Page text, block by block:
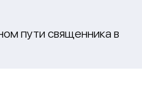
пути священника в